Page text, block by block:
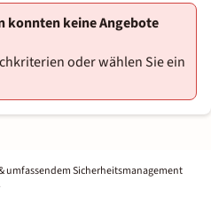
konnten keine Angebote
oder wählen Sie ein
umfassendem Sicherheitsmanagement